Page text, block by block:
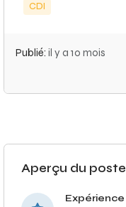
CDI
Publié: il y a 10 mois
Aperçu du poste
Expérience